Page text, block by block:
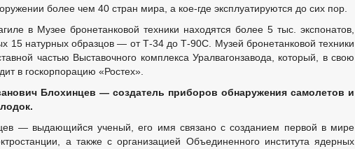
более чем 40 стран мира, а кое-где эксплуатируются до сих пор.
в Музее бронетанковой техники находятся более 5 тыс. экспонатов,
15 натурных образцов — от Т-34 до Т-90С. Музей бронетанковой техники
частью Выставочного комплекса Уралвагонзавода, который, в свою
в госкорпорацию «Ростех».
Блохинцев — создатель приборов обнаружения самолетов и
— выдающийся ученый, его имя связано с созданием первой в мире
а также с организацией Объединенного института ядерных